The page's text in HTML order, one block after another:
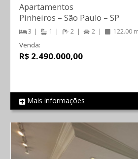
REF 742
Apartamentos
Pinheiros – São Paulo – SP
3 1 2 2 122.00
Venda:
R$ 2.490.000,00
Mais informações